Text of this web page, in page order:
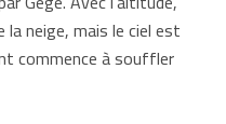
neige, mais le ciel est
commence à souffler